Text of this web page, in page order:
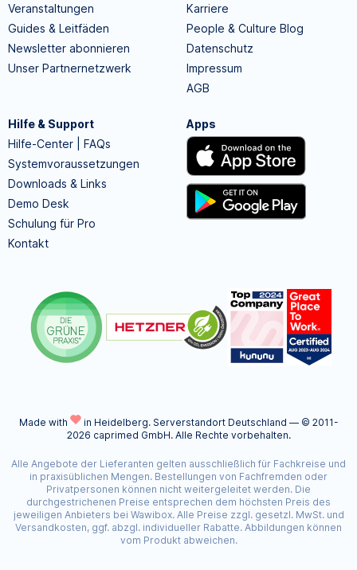
Veranstaltungen
Guides & Leitfäden
Newsletter abonnieren
Unser Partnernetzwerk
Karriere
People & Culture Blog
Datenschutz
Impressum
AGB
Hilfe & Support
Hilfe-Center | FAQs
Systemvoraussetzungen
Downloads & Links
Demo Desk
Schulung für Pro
Kontakt
Apps
Made with in Heidelberg. Serverstandort Deutschland — © 2011-
2026 caprimed GmbH. Alle Rechte vorbehalten.
Alle Angebote der Lieferanten gelten ausschließlich für Fachkreise und
in praxisüblichen Mengen. Bestellungen von Fachfremden oder
Privatpersonen können nicht weitergeleitet werden. Die
durchgestrichenen Preise entsprechen dem höchsten Preis des
jeweiligen Anbieters bei Wawibox. Alle Preise zzgl. gesetzl. MwSt. und
Versandkosten, ggf. abzgl. individueller Rabatte. Abbildungen können
vom Produkt abweichen.